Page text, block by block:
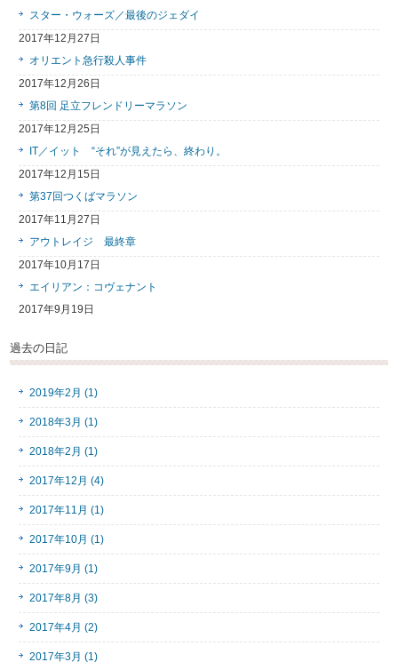
スター・ウォーズ／最後のジェダイ
2017年12月27日
オリエント急行殺人事件
2017年12月26日
第8回 足立フレンドリーマラソン
2017年12月25日
IT／イット “それ”が見えたら、終わり。
2017年12月15日
第37回つくばマラソン
2017年11月27日
アウトレイジ 最終章
2017年10月17日
エイリアン：コヴェナント
2017年9月19日
過去の日記
2019年2月 (1)
2018年3月 (1)
2018年2月 (1)
2017年12月 (4)
2017年11月 (1)
2017年10月 (1)
2017年9月 (1)
2017年8月 (3)
2017年4月 (2)
2017年3月 (1)